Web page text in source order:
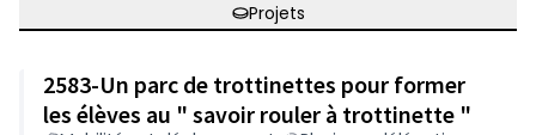
Projets
2583-Un parc de trottinettes pour former
les élèves au " savoir rouler à trottinette "